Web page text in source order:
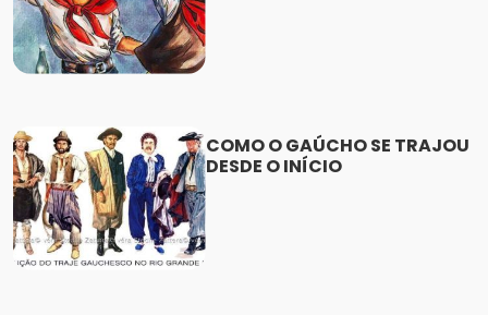
COMO O GAÚCHO SE TRAJOU
DESDE O INÍCIO